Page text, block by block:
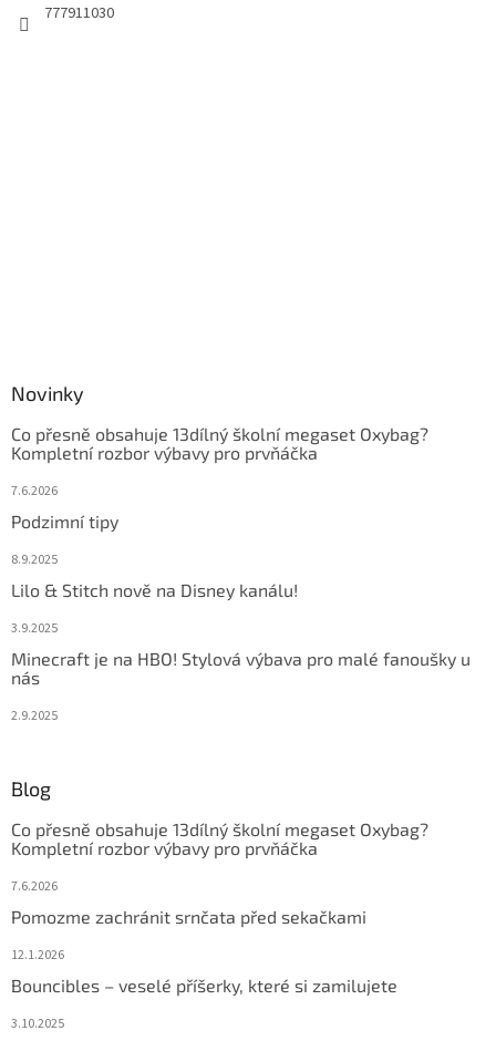
777911030
Novinky
Co přesně obsahuje 13dílný školní megaset Oxybag?
Kompletní rozbor výbavy pro prvňáčka
7.6.2026
Podzimní tipy
8.9.2025
Lilo & Stitch nově na Disney kanálu!
3.9.2025
Minecraft je na HBO! Stylová výbava pro malé fanoušky u
nás
2.9.2025
Blog
Co přesně obsahuje 13dílný školní megaset Oxybag?
Kompletní rozbor výbavy pro prvňáčka
7.6.2026
Pomozme zachránit srnčata před sekačkami
12.1.2026
Bouncibles – veselé příšerky, které si zamilujete
3.10.2025